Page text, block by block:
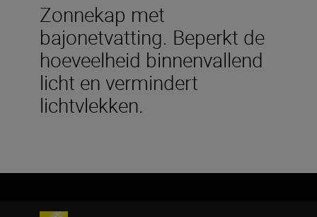
Zonnekap met
bajonetvatting. Beperkt de
hoeveelheid binnenvallend
licht en vermindert
lichtvlekken.